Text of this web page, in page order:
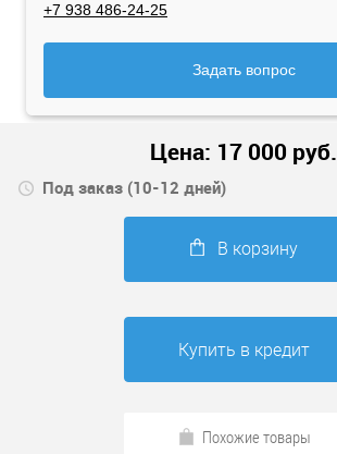
+7 938 486-24-25
Задать вопрос
Цена: 17 000 руб.
Под заказ (10-12 дней)
В корзину
Купить в кредит
Похожие товары